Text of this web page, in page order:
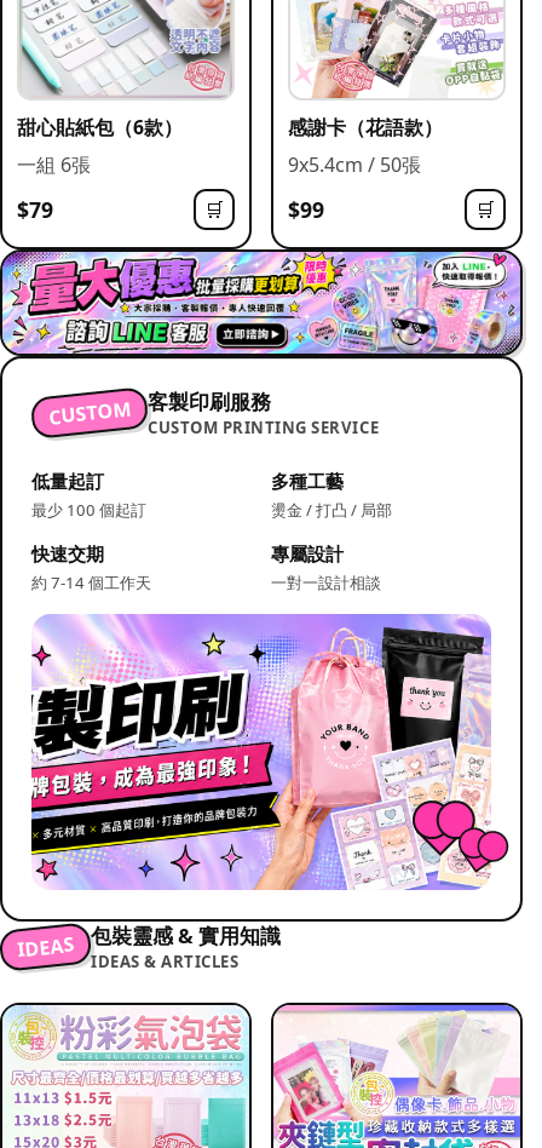
甜心貼紙包（6款）
一組 6張
$79 🛒
感謝卡（花語款）
9x5.4cm / 50張
$99 🛒
CUSTOM 客製印刷服務
CUSTOM PRINTING SERVICE
低量起訂
最少 100 個起訂
多種工藝
燙金 / 打凸 / 局部
快速交期
約 7-14 個工作天
專屬設計
一對一設計相談
IDEAS 包裝靈感 & 實用知識
IDEAS & ARTICLES